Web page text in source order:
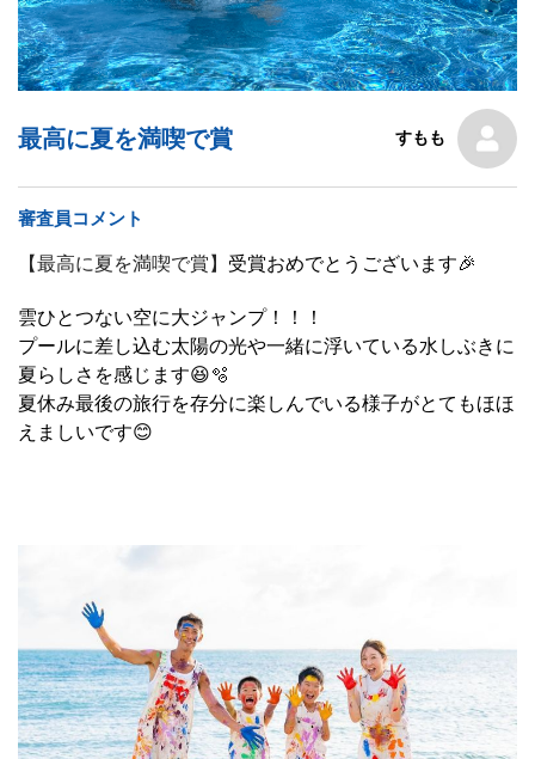
最高に夏を満喫で賞 すもも
審査員コメント
【最高に夏を満喫で賞】 受賞おめでとうございます🎉
雲ひとつない空に大ジャンプ！！！
プールに差し込む太陽の光や一緒に浮いている水しぶきに
夏らしさを感じます😆🫧
夏休み最後の旅行を存分に楽しんでいる様子がとてもほほ
えましいです😊